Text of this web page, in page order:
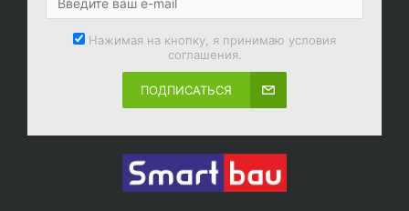
Нажимая на кнопку, я принимаю условия
соглашения.
ПОДПИСАТЬСЯ